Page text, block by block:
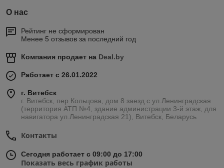
О нас
Рейтинг не сформирован
Менее 5 отзывов за последний год
Компания продает на Deal.by
Работает с 26.01.2022
г. Витебск
г. Витебск, пер Кольцова, дом 8 заезд с ул.Ленинградская
(территория АТП №4, здание администрации 3-й этаж, для
навигатора ул.Ленинградская 21), Витебск, Беларусь
Контакты
Сегодня работает с 09:00 до 17:00
Показать весь график работы